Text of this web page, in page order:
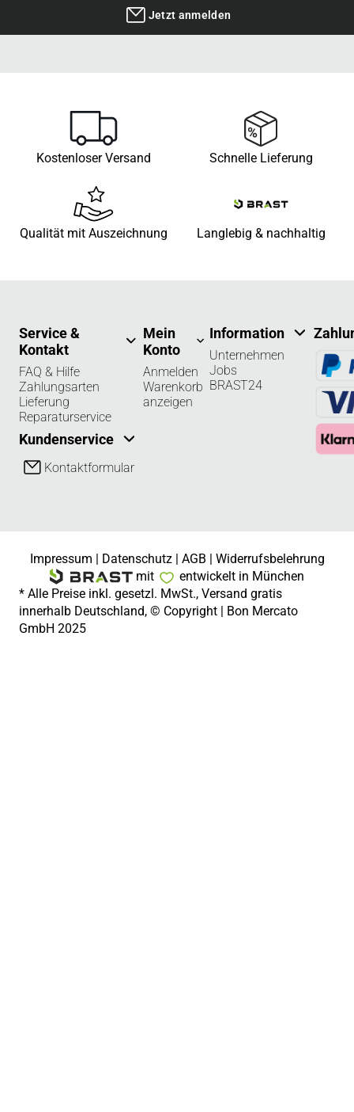
Jetzt anmelden
Kostenloser Versand Schnelle Lieferung
Qualität mit Auszeichnung Langlebig & nachhaltig
Service &
Kontakt
FAQ & Hilfe
Zahlungsarten
Lieferung
Reparaturservice
Kundenservice
Kontaktformular
Mein
Konto
Anmelden
Warenkorb
anzeigen
Information
Unternehmen
Jobs
BRAST24
Impressum | Datenschutz| AGB | Widerrufsbelehrung
mit
entwickelt in München
* Alle Preise inkl. gesetzl. MwSt., Versand gratis
innerhalb Deutschland, © Copyright | Bon Mercato
GmbH 2025